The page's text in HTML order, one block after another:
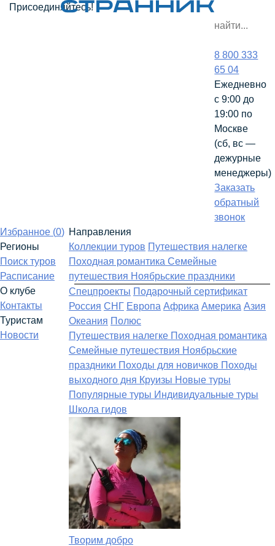
Присоединяйтесь!
8 800 333
65 04
Ежедневно
с 9:00 до
19:00 по
Москве
(сб, вс —
дежурные
менеджеры)
Заказать
обратный
звонок
Избранное (0)
Регионы
Поиск туров
Расписание
О клубе
Контакты
Туристам
Новости
Направления
Коллекции туров Путешествия налегке
Походная романтика Семейные
путешествия Ноябрьские праздники
Спецпроекты Подарочный сертификат
Россия СНГ Европа Африка Америка Азия
Океания Полюс
Путешествия налегке Походная романтика
Семейные путешествия Ноябрьские
праздники Походы для новичков Походы
выходного дня Круизы Новые туры
Популярные туры Индивидуальные туры
Школа гидов
Творим добро